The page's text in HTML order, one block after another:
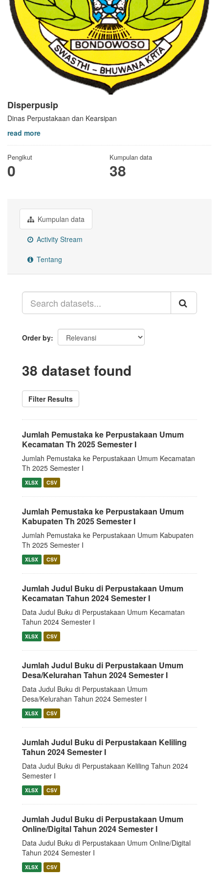
Disperpusip
Dinas Perpustakaan dan Kearsipan
read more
Pengikut
0
Kumpulan data
38
Kumpulan data
Activity Stream
Tentang
Order by
38 dataset found
Filter Results
Jumlah Pemustaka ke Perpustakaan Umum
Kecamatan Th 2025 Semester I
Jumlah Pemustaka ke Perpustakaan Umum Kecamatan
Th 2025 Semester I
XLSX CSV
Jumlah Pemustaka ke Perpustakaan Umum
Kabupaten Th 2025 Semester I
Jumlah Pemustaka ke Perpustakaan Umum Kabupaten
Th 2025 Semester I
XLSX CSV
Jumlah Judul Buku di Perpustakaan Umum
Kecamatan Tahun 2024 Semester I
Data Judul Buku di Perpustakaan Umum Kecamatan
Tahun 2024 Semester I
XLSX CSV
Jumlah Judul Buku di Perpustakaan Umum
Desa/Kelurahan Tahun 2024 Semester I
Data Judul Buku di Perpustakaan Umum
Desa/Kelurahan Tahun 2024 Semester I
XLSX CSV
Jumlah Judul Buku di Perpustakaan Keliling
Tahun 2024 Semester I
Data Judul Buku di Perpustakaan Keliling Tahun 2024
Semester I
XLSX CSV
Jumlah Judul Buku di Perpustakaan Umum
Online/Digital Tahun 2024 Semester I
Data Judul Buku di Perpustakaan Umum Online/Digital
Tahun 2024 Semester I
XLSX CSV